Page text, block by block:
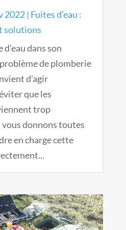
2022| Fuites d’eau :
solutions
dans son
de plomberie
d’agir
que les
trop
donnons toutes
en charge cette